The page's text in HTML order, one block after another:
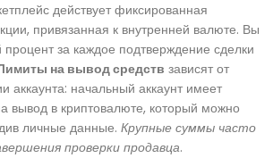
действует фиксированная
привязанная к внутренней валюте. Вы
за каждое подтверждение сделки
на вывод средств зависят от
аккаунта: начальный аккаунт имеет
вывод в криптовалюте, который можно
личные данные. Крупные суммы часто
проверки продавца.